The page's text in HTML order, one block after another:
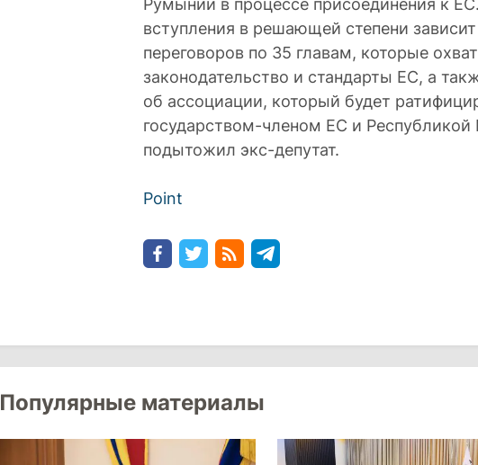
Румынии в процессе присоединения к
вступления в решающей степени
переговоров по 35 главам, которые
законодательство и стандарты ЕС, а
об ассоциации, который будет
государством-членом ЕС и Республикой
подытожил экс-депутат.
Point
Популярные материалы